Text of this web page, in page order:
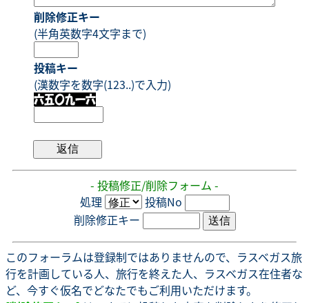
削除修正キー
(半角英数字4文字まで)
投稿キー
(漢数字を数字(123..)で入力)
- 投稿修正/削除フォーム -
処理
投稿No
削除修正キー
このフォーラムは登録制ではありませんので、ラスベガス旅
行を計画している人、旅行を終えた人、ラスベガス在住者な
ど、今すぐ仮名でどなたでもご利用いただけます。